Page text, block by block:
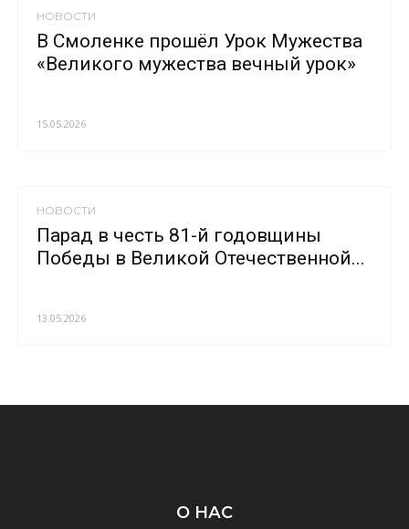
НОВОСТИ
В Смоленке прошёл Урок Мужества
«Великого мужества вечный урок»
15.05.2026
НОВОСТИ
Парад в честь 81-й годовщины
Победы в Великой Отечественной...
13.05.2026
О НАС